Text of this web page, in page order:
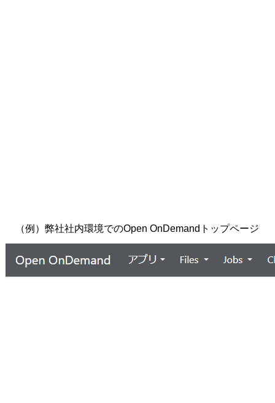
（例）弊社社内環境でのOpen OnDemandトップページ